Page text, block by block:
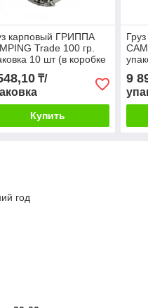
карповый ГРИППА
Trade 100 гр.
10 шт (в коробке
упаковок)
₸/
Купить
9
год